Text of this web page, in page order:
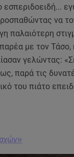
εσπεριδοειδή...
να
παλαιότερη
με τον Τάσο,
γελώντας:
παρά τις
του πιάτο